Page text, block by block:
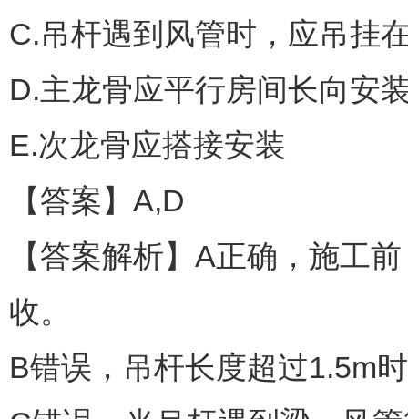
C.吊杆遇到风管时，应吊挂
D.主龙骨应平行房间长向安
E.次龙骨应搭接安装
【答案】A,D
【答案解析】A正确，施工
收。
B错误，吊杆长度超过1.5m